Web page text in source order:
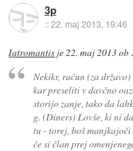
3p
::22. maj 2013, 19:46
Iatromantis je22. maj 2013 ob
Nekikr, račun (za
kar preseliti v davčno
storijo zanje, tako da
g. (Diners) Lovše, ki ni
tu - torej, boš
če si član prej